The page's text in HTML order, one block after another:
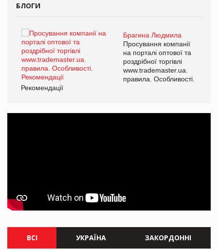
БЛОГИ
Брагина Людмила
Просування компанії
на порталі оптової та
роздрібної торгівлі
www.trademaster.ua.
правила. Особливості.
Рекомендації
ВСІ УКРАЇНА ЗАКОРДОННІ